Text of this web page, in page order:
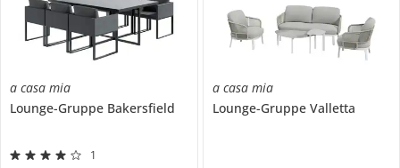
a casa mia
Lounge-Gruppe Bakersfield
1
a casa mia
Lounge-Gruppe Valletta